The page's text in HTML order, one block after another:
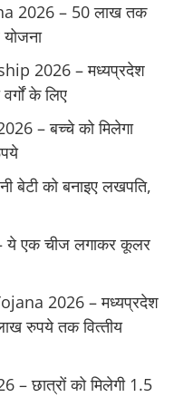
2026 – 50 लाख तक
2026 – मध्‍यप्रदेश
के लिए
– बच्चे को मिलेगा
को बनाइए लखपति,
ये एक चीज लगाकर कूलर
2026 – मध्‍यप्रदेश
रुपये तक वित्‍तीय
छात्रों को मिलेगी 1.5